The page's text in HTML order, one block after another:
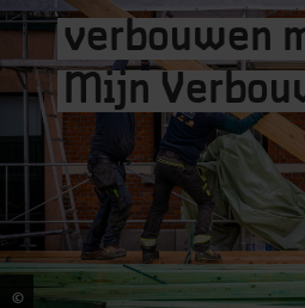
verbouwen
Mijn
© Frederik Beyens